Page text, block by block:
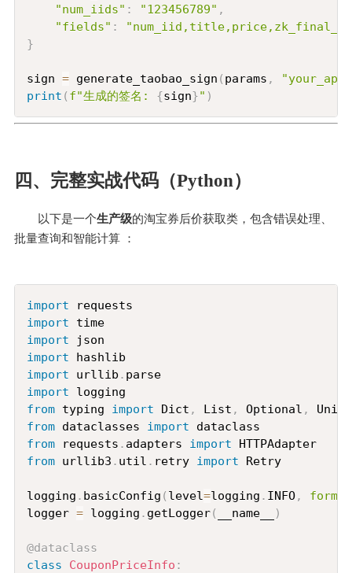
"num_iids" : "123456789" ,
"fields" :
}
sign = generate_taobao_sign ( params ,
print ( f"生成的签名: {sign}" )
四、完整实战代码（Python）
以下是一个生产级的淘宝券后价获取类，包含错误处理、
批量查询和智能计算 ：
import
import
import
import
import urllib .
import
from typing import Dict , List , Optional ,
from dataclasses import
from requests . adapters import
from urllib3 . util . retry import Retry
logging . basicConfig ( level=logging . INFO,
format
logger = logging . getLogger( __name__ )
@dataclass
class
CouponPriceInfo :